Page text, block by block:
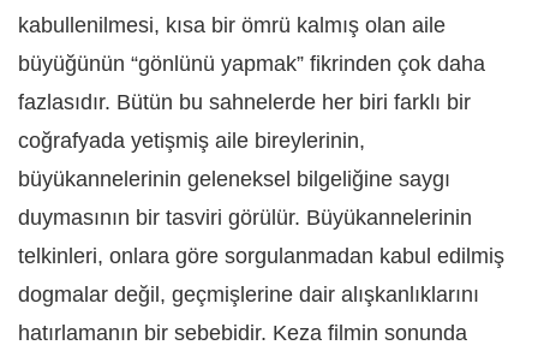
kabullenilmesi, kısa bir ömrü kalmış olan aile
büyüğünün “gönlünü yapmak” fikrinden çok daha
fazlasıdır. Bütün bu sahnelerde her biri farklı bir
coğrafyada yetişmiş aile bireylerinin,
büyükannelerinin geleneksel bilgeliğine saygı
duymasının bir tasviri görülür. Büyükannelerinin
telkinleri, onlara göre sorgulanmadan kabul edilmiş
dogmalar değil, geçmişlerine dair alışkanlıklarını
hatırlamanın bir sebebidir. Keza filmin sonunda